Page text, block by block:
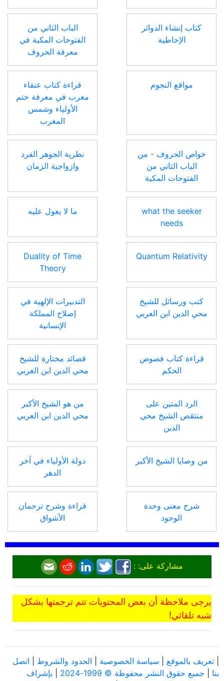
كتاب إنشاء الدوائر
الإحاطية
الباب الثاني من
الفتوحات المكية في
معرفة الحروف
مواقع النجوم
قراءة كتاب عنقاء
مغرب في معرفة ختم
الأولياء وشمس
المغرب
خواص الحروف - من
الباب الثاني من
الفتوحات المكية
نظرية الجوهر الفرد
وازواجية الزمان
what the seeker
needs
ما لا يعول عليه
Quantum Relativity
Duality of Time
Theory
كتب ورسائل للشيخ
محي الدين ابن العربي
التدبيرات الإلهية في
إصلاح المملكة
الإنسانية
قراءة كتاب فصوص
الحكم
قصائد مختارة للشيخ
محي الدين ابن العربي
الرد المتين على
منتقص الشيخ محي
الدين
من هو الشيخ الأكبر
محي الدين ابن العربي
من وصايا الشيخ الأكبر
دولة الأولياء في آخر
الدهر
شرح معنى وحدة
الوجود
قراءة وشرح ترجمان
الأشواق
مشاركة على: :
يرجى ملاحظة أن بعض المحتويات تتم ترجمتها بشكل
شبه تلقائي!
تعريف بالموقع سياسة الخصوصية الحدود والشروط
اتصل
بنا
جميع حقوق النشر محفوظة © 1999-2024
بإشراف